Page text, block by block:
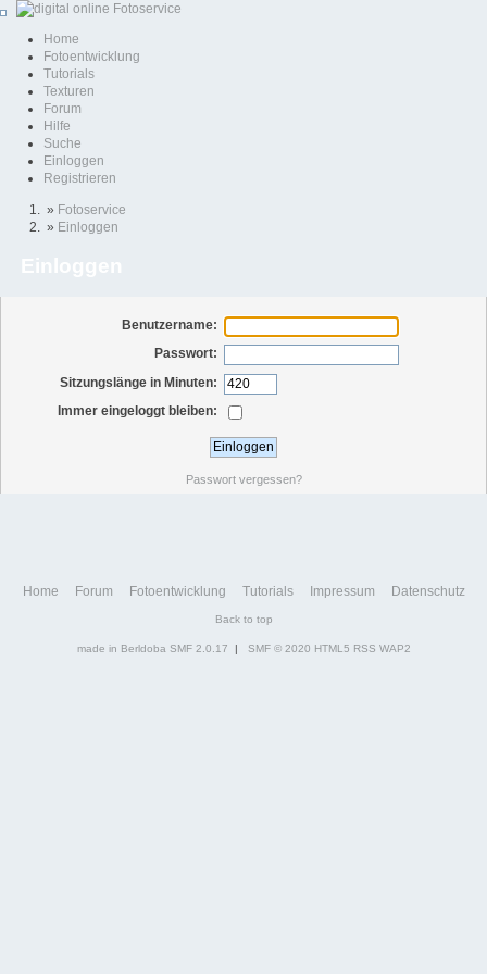
Home
Fotoentwicklung
Tutorials
Texturen
Forum
Hilfe
Suche
Einloggen
Registrieren
» Fotoservice
» Einloggen
Benutzername:
Passwort:
Sitzungslänge in Minuten:
Immer eingeloggt bleiben:
Passwort vergessen?
Home Forum Fotoentwicklung Tutorials Impressum Datenschutz
Back to top
made in Berldoba SMF 2.0.17 | SMF © 2020 HTML5 RSS WAP2